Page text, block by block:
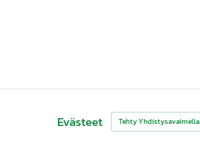
Evästeet Tehty Yhdistysavaimella